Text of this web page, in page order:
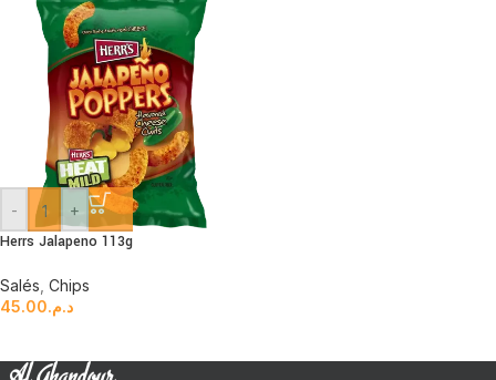
- +
Herrs Jalapeno 113g
Salés Chips
د.م.45.00